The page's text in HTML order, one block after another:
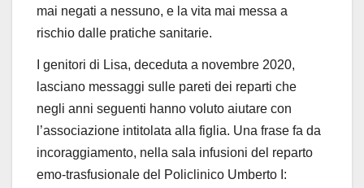
mai negati a nessuno, e la vita mai messa a
rischio dalle pratiche sanitarie.
I genitori di Lisa, deceduta a novembre 2020,
lasciano messaggi sulle pareti dei reparti che
negli anni seguenti hanno voluto aiutare con
l’associazione intitolata alla figlia. Una frase fa da
incoraggiamento, nella sala infusioni del reparto
emo-trasfusionale del Policlinico Umberto I: